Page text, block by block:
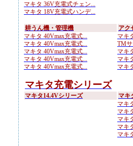
マキタ 36V充電式チェン...
マキタ 18V充電式ハンデ...
耕うん機・管理機
マキタ 40Vmax充電式...
マキタ 40Vmax充電式...
マキタ 40Vmax充電式...
マキタ 40Vmax充電式...
マキタ 40Vmax充電式...
アク
マキ
TM
マキ
マキ
マキ
マキタ充電シリーズ
マキタ14.4Vシリーズ
マキ
マキ
マキ
マキ
マキ
マキ